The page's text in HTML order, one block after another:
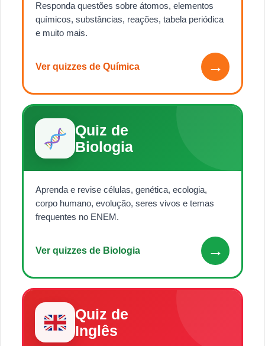
Responda questões sobre átomos, elementos
químicos, substâncias, reações, tabela periódica
e muito mais.
Ver quizzes de Química →
Quiz de
Biologia
Aprenda e revise células, genética, ecologia,
corpo humano, evolução, seres vivos e temas
frequentes no ENEM.
Ver quizzes de Biologia →
Quiz de
Inglês